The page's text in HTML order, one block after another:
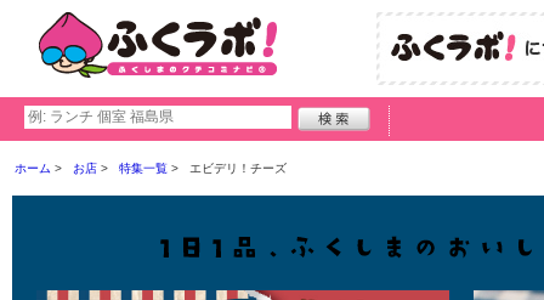
ホーム お店 特集一覧 エビデリ！チーズ